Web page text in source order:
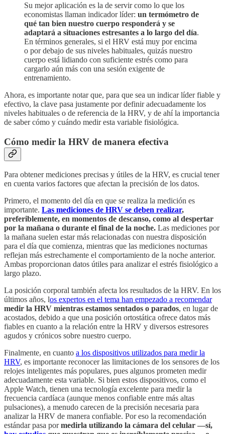
Su mejor aplicación es la de servir como lo que los
economistas llaman indicador líder: un termómetro de
qué tan bien nuestro cuerpo responderá y se
adaptará a situaciones estresantes a lo largo del día.
En términos generales, si el HRV está muy por encima
o por debajo de sus niveles habituales, quizás nuestro
cuerpo está lidiando con suficiente estrés como para
cargarlo aún más con una sesión exigente de
entrenamiento.
Ahora, es importante notar que, para que sea un indicar líder fiable y
efectivo, la clave pasa justamente por definir adecuadamente los
niveles habituales o de referencia de la HRV, y de ahí la importancia
de saber cómo y cuándo medir esta variable fisiológica.
Cómo medir la HRV de manera efectiva
Para obtener mediciones precisas y útiles de la HRV, es crucial tener
en cuenta varios factores que afectan la precisión de los datos.
Primero, el momento del día en que se realiza la medición es
importante. Las mediciones de HRV se deben realizar,
preferiblemente, en momentos de descanso, como al despertar
por la mañana o durante el final de la noche. Las mediciones por
la mañana suelen estar más relacionadas con nuestra disposición
para el día que comienza, mientras que las mediciones nocturnas
reflejan más estrechamente el comportamiento de la noche anterior.
Ambas proporcionan datos útiles para analizar el estrés fisiológico a
largo plazo.
La posición corporal también afecta los resultados de la HRV. En los
últimos años, los expertos en el tema han empezado a recomendar
medir la HRV mientras estamos sentados o parados, en lugar de
acostados, debido a que una posición ortostática ofrece datos más
fiables en cuanto a la relación entre la HRV y diversos estresores
agudos y crónicos sobre nuestro cuerpo.
Finalmente, en cuanto a los dispositivos utilizados para medir la
HRV, es importante reconocer las limitaciones de los sensores de los
relojes inteligentes más populares, pues algunos prometen medir
adecuadamente esta variable. Si bien estos dispositivos, como el
Apple Watch, tienen una tecnología excelente para medir la
frecuencia cardíaca (aunque menos confiable entre más altas
pulsaciones), a menudo carecen de la precisión necesaria para
analizar la HRV de manera confiable. Por eso la recomendación
estándar pasa pormedirla utilizando la cámara del celular —sí,